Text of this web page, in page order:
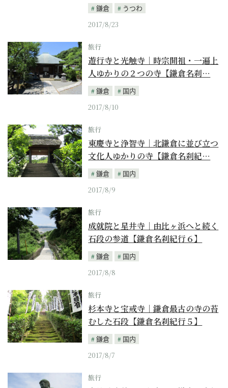
鎌倉
うつわ
2017/8/23
旅行
遊行寺と光触寺｜時宗開祖・一遍上
人ゆかりの２つの寺【鎌倉名刹…
鎌倉
国内
2017/8/10
旅行
東慶寺と浄智寺｜北鎌倉に並び立つ
文化人ゆかりの寺【鎌倉名刹紀…
鎌倉
国内
2017/8/9
旅行
成就院と星井寺｜由比ヶ浜へと続く
石段の参道【鎌倉名刹紀行６】
鎌倉
国内
2017/8/8
旅行
杉本寺と宝戒寺｜鎌倉最古の寺の苔
むした石段【鎌倉名刹紀行５】
鎌倉
国内
2017/8/7
旅行